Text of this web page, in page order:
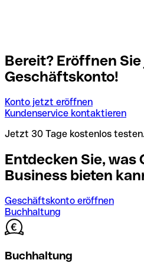
Bereit? Eröffnen
Geschäftskonto!
Konto jetzt eröffnen
Kundenservice kontaktieren
Jetzt 30 Tage kostenlos testen.
Entdecken Sie, was
Business bieten
Geschäftskonto eröffnen
Buchhaltung
Buchhaltung